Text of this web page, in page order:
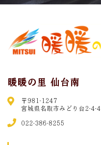
暖暖の里 仙台南
〒981-1247
宮城県名取市みどり台2-4-4
022-386-8255